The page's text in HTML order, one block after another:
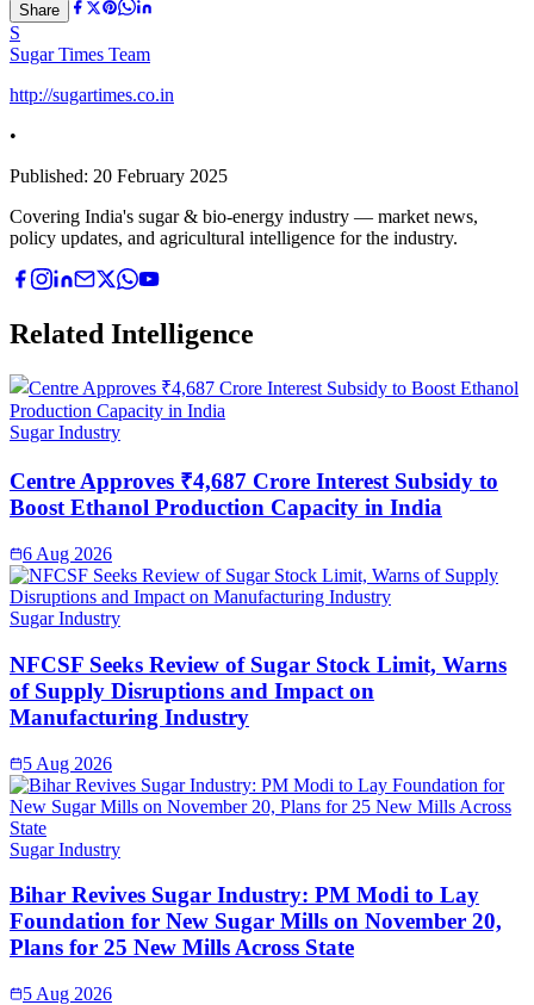
Share
S
Sugar Times Team
http://sugartimes.co.in
•
Published: 20 February 2025
Covering India's sugar & bio-energy industry — market news,
policy updates, and agricultural intelligence for the industry.
Related Intelligence
Sugar Industry
Centre Approves ₹4,687 Crore Interest Subsidy to
Boost Ethanol Production Capacity in India
6 Aug 2026
Sugar Industry
NFCSF Seeks Review of Sugar Stock Limit, Warns
of Supply Disruptions and Impact on
Manufacturing Industry
5 Aug 2026
Sugar Industry
Bihar Revives Sugar Industry: PM Modi to Lay
Foundation for New Sugar Mills on November 20,
Plans for 25 New Mills Across State
5 Aug 2026